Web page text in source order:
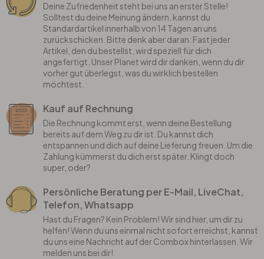
Deine Zufriedenheit steht bei uns an erster Stelle!
Solltest du deine Meinung ändern, kannst du
Standardartikel innerhalb von 14 Tagen an uns
zurückschicken. Bitte denk aber daran: Fast jeder
Artikel, den du bestellst, wird speziell für dich
angefertigt. Unser Planet wird dir danken, wenn du dir
vorher gut überlegst, was du wirklich bestellen
möchtest.
Kauf auf Rechnung
Die Rechnung kommt erst, wenn deine Bestellung
bereits auf dem Weg zu dir ist. Du kannst dich
entspannen und dich auf deine Lieferung freuen. Um die
Zahlung kümmerst du dich erst später. Klingt doch
super, oder?
Persönliche Beratung per E-Mail, LiveChat,
Telefon, Whatsapp
Hast du Fragen? Kein Problem! Wir sind hier, um dir zu
helfen! Wenn du uns einmal nicht sofort erreichst, kannst
du uns eine Nachricht auf der Combox hinterlassen. Wir
melden uns bei dir!